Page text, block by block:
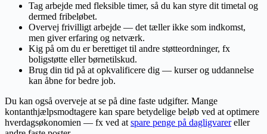
Tag arbejde med fleksible timer, så du kan styre dit timetal og
dermed fribeløbet.
Overvej frivilligt arbejde — det tæller ikke som indkomst,
men giver erfaring og netværk.
Kig på om du er berettiget til andre støtteordninger, fx
boligstøtte eller børnetilskud.
Brug din tid på at opkvalificere dig — kurser og uddannelse
kan åbne for bedre job.
Du kan også overveje at se på dine faste udgifter. Mange
kontanthjælpsmodtagere kan spare betydelige beløb ved at optimere
hverdagsøkonomien — fx ved at spare penge på dagligvarereller